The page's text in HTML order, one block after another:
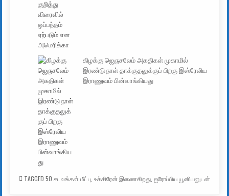
கிழக்கு ஜெருசலேம் அகதிகள் முகாமில்
இரண்டு நாள் தாக்குதலுக்குப் பிறகு இஸ்ரேலிய
இராணுவம் பின்வாங்கியது
TAGGED 50 சடலங்கள் மீட்பு உக்கிரேன் இணைகிறது ஐரோப்பிய யூனியனுடன்